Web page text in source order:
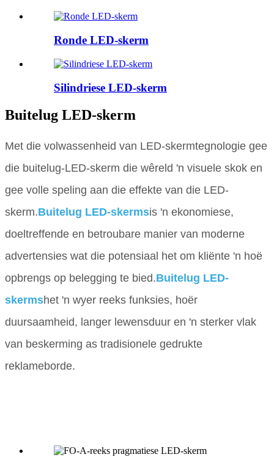
Ronde LED-skerm
Silindriese LED-skerm
Buitelug LED-skerm
Met die volwassenheid van LED-skermtegnologie gee
die buitelug-LED-skerm die wêreld 'n visuele skok en
gee volle speling aan die effekte van die LED-
skerm.Buitelug LED-skermsis 'n ekonomiese,
doeltreffende en betroubare manier van moderne
advertensies wat die potensiaal het om kliënte 'n hoë
opbrengs op belegging te bied.Buitelug LED-
skermshet 'n wyer reeks funksies, hoër
duursaamheid, langer lewensduur en 'n sterker vlak
van beskerming as tradisionele gedrukte
reklameborde.